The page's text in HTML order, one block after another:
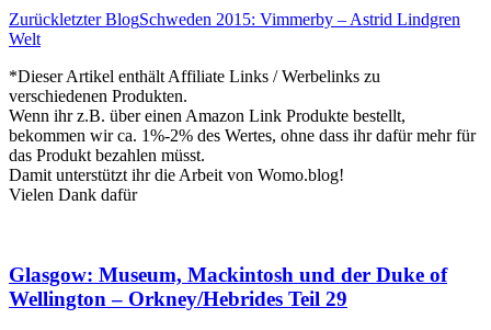
Zurückletzter BlogSchweden 2015: Vimmerby – Astrid Lindgren
Welt
*Dieser Artikel enthält Affiliate Links / Werbelinks zu
verschiedenen Produkten.
Wenn ihr z.B. über einen Amazon Link Produkte bestellt,
bekommen wir ca. 1%-2% des Wertes, ohne dass ihr dafür mehr für
das Produkt bezahlen müsst.
Damit unterstützt ihr die Arbeit von Womo.blog!
Vielen Dank dafür
Glasgow: Museum, Mackintosh und der Duke of
Wellington – Orkney/Hebrides Teil 29